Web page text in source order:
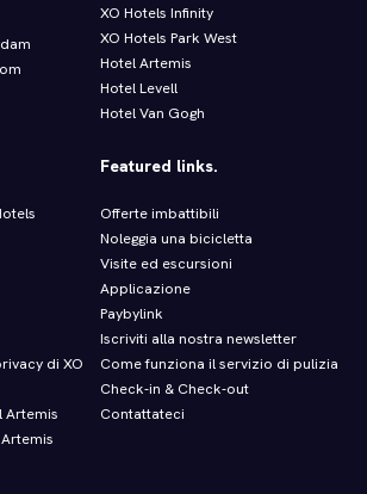
XO Hotels Infinity
XO Hotels Park West
Hotel Artemis
Hotel Levell
Hotel Van Gogh
di XO
Artemis
Featured links.
Offerte imbattibili
Noleggia una bicicletta
Visite ed escursioni
Applicazione
Paybylink
Iscriviti alla nostra newsletter
Come funziona il servizio di pulizia
Check‑in & Check‑out
Contattateci